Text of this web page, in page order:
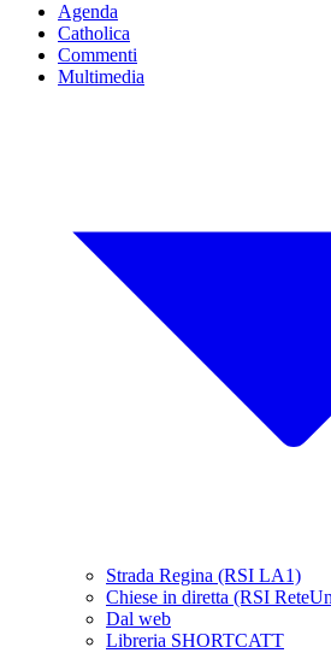
Agenda
Catholica
Commenti
Multimedia
Strada Regina (RSI LA1)
Chiese in diretta (RSI
Dal web
Libreria SHORTCATT